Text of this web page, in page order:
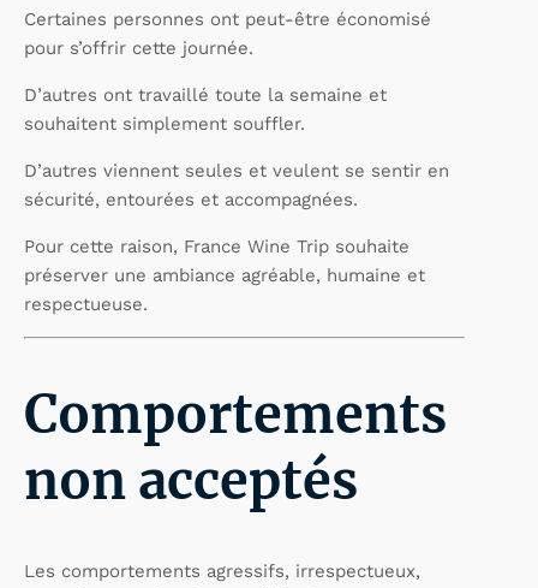
Certaines personnes ont peut-être économisé
pour s’offrir cette journée.
D’autres ont travaillé toute la semaine et
souhaitent simplement souffler.
D’autres viennent seules et veulent se sentir en
sécurité, entourées et accompagnées.
Pour cette raison, France Wine Trip souhaite
préserver une ambiance agréable, humaine et
respectueuse.
Comportements
non acceptés
Les comportements agressifs, irrespectueux,